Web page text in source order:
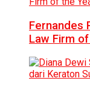
Fernandes
Law Firm